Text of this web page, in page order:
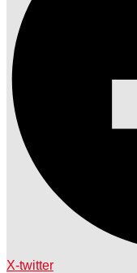
X-twitter